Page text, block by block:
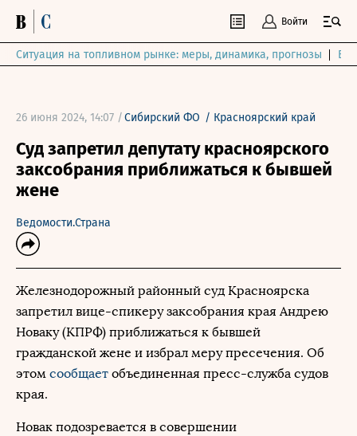
Войти
Ситуация на топливном рынке: меры, динамика, прогнозы
26 июня 2024, 14:07 /Сибирский ФО / Красноярский край
Суд запретил депутату красноярского
заксобрания приближаться к бывшей
жене
Ведомости.Страна
Железнодорожный районный суд Красноярска
запретил вице-спикеру заксобрания края Андрею
Новаку (КПРФ) приближаться к бывшей
гражданской жене и избрал меру пресечения. Об
этом сообщает объединенная пресс-служба судов
края.
Новак подозревается в совершении